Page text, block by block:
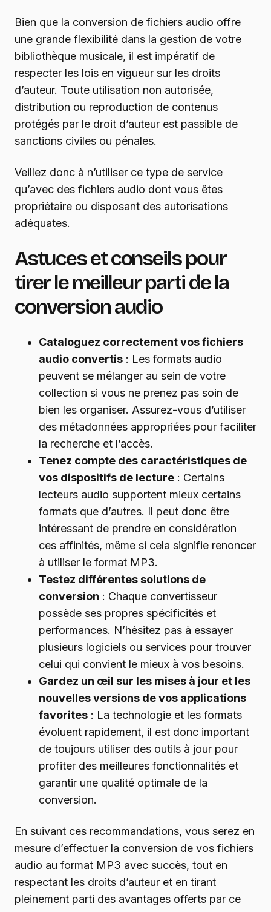
Bien que la conversion de fichiers audio offre
une grande flexibilité dans la gestion de votre
bibliothèque musicale, il est impératif de
respecter les lois en vigueur sur les droits
d’auteur. Toute utilisation non autorisée,
distribution ou reproduction de contenus
protégés par le droit d’auteur est passible de
sanctions civiles ou pénales.
Veillez donc à n’utiliser ce type de service
qu’avec des fichiers audio dont vous êtes
propriétaire ou disposant des autorisations
adéquates.
Astuces et conseils pour
tirer le meilleur parti de la
conversion audio
Cataloguez correctement vos fichiers
audio convertis : Les formats audio
peuvent se mélanger au sein de votre
collection si vous ne prenez pas soin de
bien les organiser. Assurez-vous d’utiliser
des métadonnées appropriées pour faciliter
la recherche et l’accès.
Tenez compte des caractéristiques de
vos dispositifs de lecture : Certains
lecteurs audio supportent mieux certains
formats que d’autres. Il peut donc être
intéressant de prendre en considération
ces affinités, même si cela signifie renoncer
à utiliser le format MP3.
Testez différentes solutions de
conversion : Chaque convertisseur
possède ses propres spécificités et
performances. N’hésitez pas à essayer
plusieurs logiciels ou services pour trouver
celui qui convient le mieux à vos besoins.
Gardez un œil sur les mises à jour et les
nouvelles versions de vos applications
favorites : La technologie et les formats
évoluent rapidement, il est donc important
de toujours utiliser des outils à jour pour
profiter des meilleures fonctionnalités et
garantir une qualité optimale de la
conversion.
En suivant ces recommandations, vous serez en
mesure d’effectuer la conversion de vos fichiers
audio au format MP3 avec succès, tout en
respectant les droits d’auteur et en tirant
pleinement parti des avantages offerts par ce